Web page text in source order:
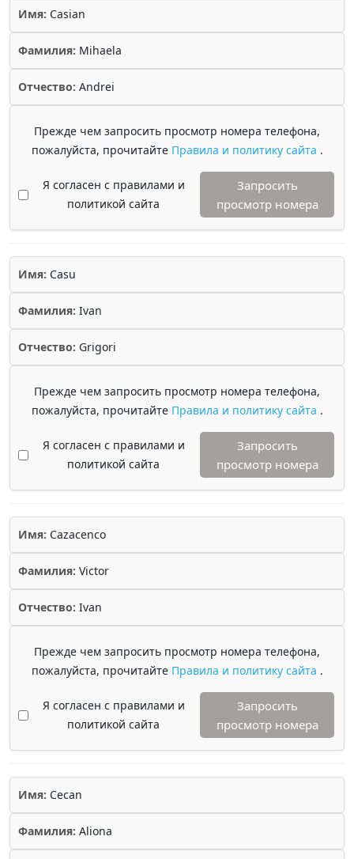
Имя: Casian
Фамилия: Mihaela
Отчество: Andrei
Прежде чем запросить просмотр номера телефона,
пожалуйста, прочитайте Правила и политику сайта .
Я согласен с правилами и
политикой сайта
Запросить
просмотр номера
Имя: Casu
Фамилия: Ivan
Отчество: Grigori
Прежде чем запросить просмотр номера телефона,
пожалуйста, прочитайте Правила и политику сайта .
Я согласен с правилами и
политикой сайта
Запросить
просмотр номера
Имя: Cazacenco
Фамилия: Victor
Отчество: Ivan
Прежде чем запросить просмотр номера телефона,
пожалуйста, прочитайте Правила и политику сайта .
Я согласен с правилами и
политикой сайта
Запросить
просмотр номера
Имя: Cecan
Фамилия: Aliona